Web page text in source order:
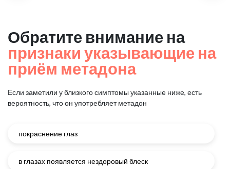
Обратите внимание на
признаки указывающие на
приём метадона
Если заметили у близкого симптомы указанные ниже, есть
вероятность, что он употребляет метадон
покраснение глаз
в глазах появляется нездоровый блеск